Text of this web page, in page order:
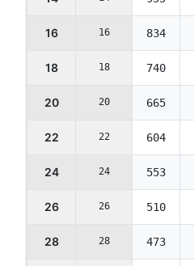
16 16 834
18 18 740
20 20 665
22 22 604
24 24 553
26 26 510
28 28 473